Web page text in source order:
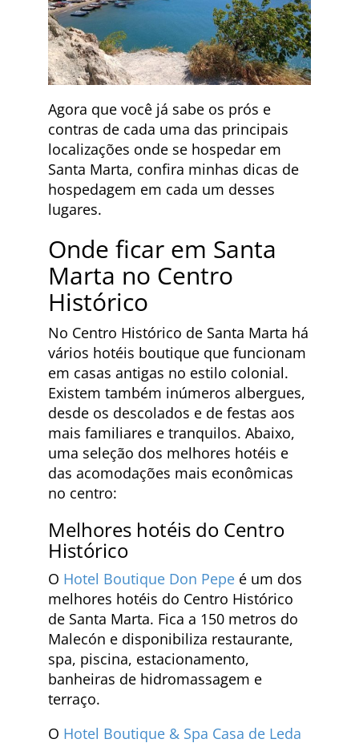
Agora que você já sabe os prós e
contras de cada uma das principais
localizações onde se hospedar em
Santa Marta, confira minhas dicas de
hospedagem em cada um desses
lugares.
Onde ficar em Santa
Marta no Centro
Histórico
No Centro Histórico de Santa Marta há
vários hotéis boutique que funcionam
em casas antigas no estilo colonial.
Existem também inúmeros albergues,
desde os descolados e de festas aos
mais familiares e tranquilos. Abaixo,
uma seleção dos melhores hotéis e
das acomodações mais econômicas
no centro:
Melhores hotéis do Centro
Histórico
O Hotel Boutique Don Pepe é um dos
melhores hotéis do Centro Histórico
de Santa Marta. Fica a 150 metros do
Malecón e disponibiliza restaurante,
spa, piscina, estacionamento,
banheiras de hidromassagem e
terraço.
O Hotel Boutique & Spa Casa de Leda